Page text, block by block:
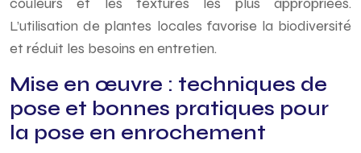
L’utilisation de plantes locales favorise la biodiversité
et réduit les besoins en entretien.
Mise en œuvre : techniques de
pose et bonnes pratiques pour
la pose en enrochement